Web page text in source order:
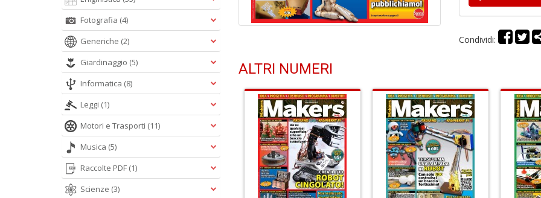
Condividi:
ALTRI NUMERI
Fotografia (4)
Generiche (2)
Giardinaggio (5)
Informatica (8)
Leggi (1)
Motori e Trasporti (11)
Musica (5)
Raccolte PDF (1)
Scienze (3)